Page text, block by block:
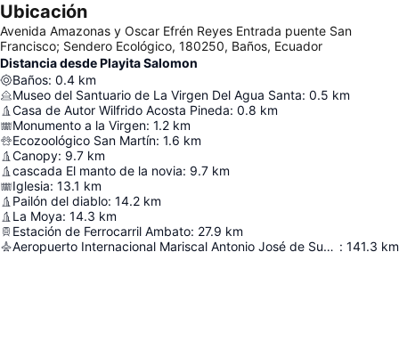
Ubicación
Avenida Amazonas y Oscar Efrén Reyes Entrada puente San
Francisco; Sendero Ecológico, 180250, Baños, Ecuador
Distancia desde Playita Salomon
Baños: 0.4 km
Museo del Santuario de La Virgen Del Agua Santa: 0.5 km
Casa de Autor Wilfrido Acosta Pineda: 0.8 km
Monumento a la Virgen: 1.2 km
Ecozoológico San Martín: 1.6 km
Canopy: 9.7 km
cascada El manto de la novia: 9.7 km
Iglesia: 13.1 km
Pailón del diablo: 14.2 km
La Moya: 14.3 km
Estación de Ferrocarril Ambato: 27.9 km
Aeropuerto Internacional Mariscal Antonio José de Sucre : 141.3 km